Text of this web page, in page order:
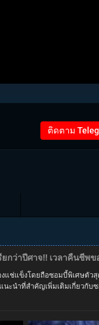
ติดตาม
กว่าปีศาจ!! เวลาคืนชีพข
แช่แข็งโดยถือซอมบี้พิเศษตั
ะนำที่สำคัญเพิ่มเติมเกี่ยวกั